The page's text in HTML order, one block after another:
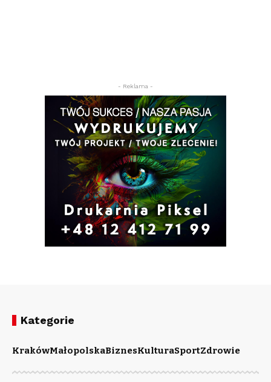
- Reklama -
Kategorie
KrakówMałopolskaBiznesKulturaSportZdrowie